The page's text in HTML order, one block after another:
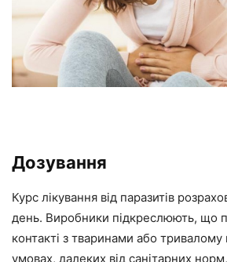
Дозування
Курс лікування від паразитів
день. Виробники підкреслюють, що
контакті з тваринами або тривалому
умовах, далеких від санітарних